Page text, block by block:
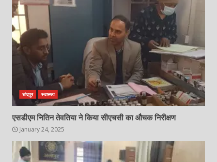
चांदपुर स्वास्थ्य
एसडीएम नितिन तेवतिया ने किया सीएचसी का औचक निरीक्षण
January 24, 2025